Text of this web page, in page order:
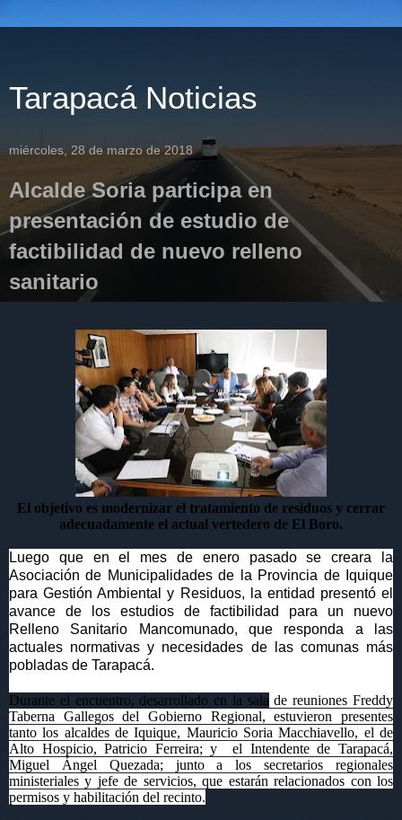
Tarapacá Noticias
miércoles, 28 de marzo de 2018
Alcalde Soria participa en
presentación de estudio de
factibilidad de nuevo relleno
sanitario
El objetivo es modernizar el tratamiento de residuos y cerrar
adecuadamente el actual vertedero de El Boro.
Luego que en el mes de enero pasado se creara la
Asociación de Municipalidades de la Provincia de Iquique
para Gestión Ambiental y Residuos, la entidad presentó el
avance de los estudios de factibilidad para un nuevo
Relleno Sanitario Mancomunado, que responda a las
actuales normativas y necesidades de las comunas más
pobladas de Tarapacá.
Durante el encuentro, desarrollado en la sala de reuniones Freddy
Taberna Gallegos del Gobierno Regional, estuvieron presentes
tanto los alcaldes de Iquique, Mauricio Soria Macchiavello, el de
Alto Hospicio, Patricio Ferreira; y
el Intendente de Tarapacá,
Miguel Ángel Quezada; junto a los secretarios regionales
ministeriales y jefe de servicios, que estarán relacionados con los
permisos y habilitación del recinto.